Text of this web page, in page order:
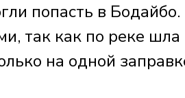
попасть в Бодайбо.
так как по реке шла
на одной